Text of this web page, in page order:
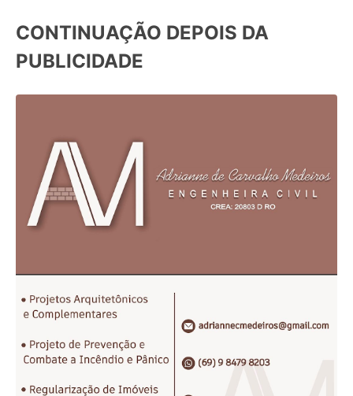
CONTINUAÇÃO DEPOIS DA
PUBLICIDADE